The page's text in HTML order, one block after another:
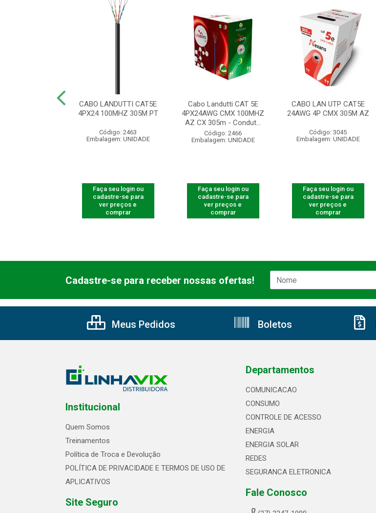
CABO LANDUTTI CAT5E
4PX24 100MHZ 305M PT
Código: 2463
Embalagem: UNIDADE
Faça seu login ou
cadastre-se para
ver preços e
comprar
Cabo Landutti CAT 5E
4PX24AWG CMX 100MHZ
AZ CX 305m - Condut...
Código: 2466
Embalagem: UNIDADE
Faça seu login ou
cadastre-se para
ver preços e
comprar
CABO LAN UTP CAT5E
24AWG 4P CMX 305M AZ
Código: 3045
Embalagem: UNIDADE
Faça seu login ou
cadastre-se para
ver preços e
comprar
Cadastre-se para receber nossas ofertas!
Meus Pedidos Boletos
Institucional
Quem Somos
Treinamentos
Política de Troca e Devolução
POLÍTICA DE PRIVACIDADE E TERMOS DE USO DE
APLICATIVOS
Site Seguro
Departamentos
COMUNICACAO
CONSUMO
CONTROLE DE ACESSO
ENERGIA
ENERGIA SOLAR
REDES
SEGURANCA ELETRONICA
Fale Conosco